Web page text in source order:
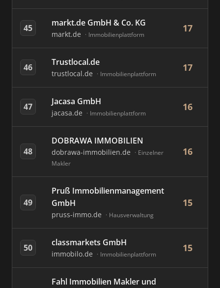
45 markt.de GmbH & Co. KG
markt.de Immobilienplattform
17
46 Trustlocal.de
trustlocal.de Immobilienplattform
17
47 Jacasa GmbH
jacasa.de Immobilienplattform
16
48
DOBRAWA IMMOBILIEN
dobrawa-immobilien.de
Einzelner
Makler
16
49
Pruß Immobilienmanagement
GmbH
pruss-immo.de Hausverwaltung
15
50 classmarkets GmbH
immobilo.de Immobilienplattform
15
Fahl Immobilien Makler und